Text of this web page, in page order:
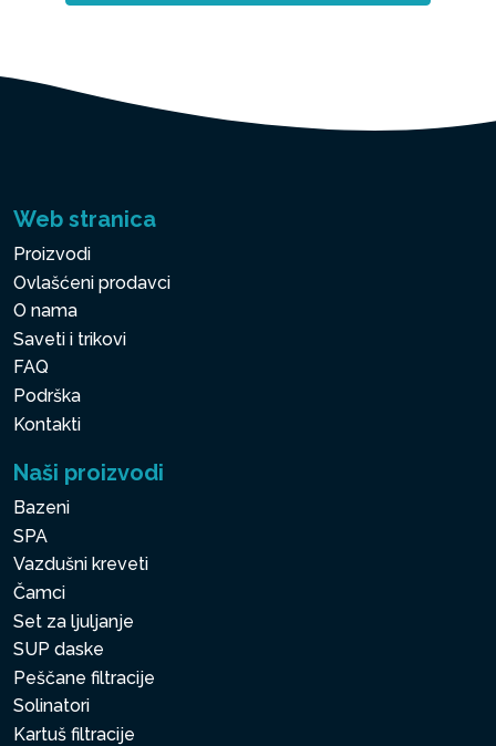
Web stranica
Proizvodi
Ovlašćeni prodavci
O nama
Saveti i trikovi
FAQ
Podrška
Kontakti
Naši proizvodi
Bazeni
SPA
Vazdušni kreveti
Čamci
Set za ljuljanje
SUP daske
Peščane filtracije
Solinatori
Kartuš filtracije